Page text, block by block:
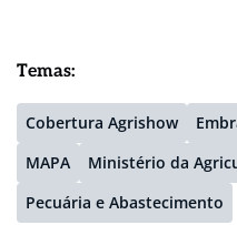
Temas:
Cobertura Agrishow
MAPA
Ministério da
Pecuária e Abastecimento